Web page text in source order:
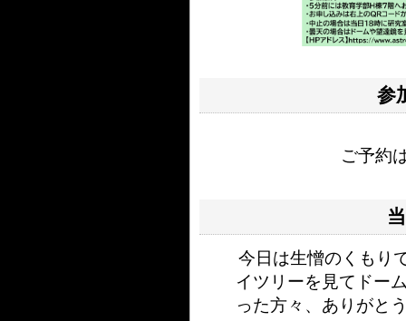
参
ご予約
今日は生憎のくもり
イツリーを見てドー
った方々、ありがと